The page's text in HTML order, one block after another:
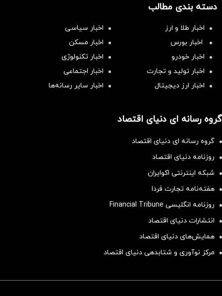
دسته بندی مطالب
اخبار طلا و ارز
اخبار سیاسی
اخبار بورس
اخبار مسکن
اخبار خودرو
اخبار تکنولوژی
اخبار تولید و تجارت
اخبار اجتماعی
اخبار ارز دیجیتال
اخبار سایر رسانه‌‌ها
گروه رسانه ای دنیای اقتصاد
گروه رسانه ای دنیای اقتصاد
روزنامه دنیای اقتصاد
شبکه اینترنتی اکوایران
هفته‌نامه تجارت فردا
روزنامه انگلیسی Financial Tribune
انتشارات دنیای اقتصاد
همایش‌های دنیای اقتصاد
مرکز نوآوری و شتابدهی دنیای اقتصاد